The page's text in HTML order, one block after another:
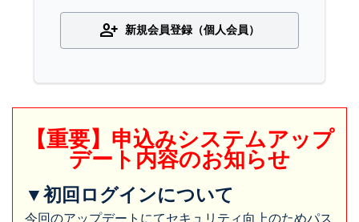
person_add 新規会員登録（個人会員）
【重要】申込みシステムアップ
デート内容のお知らせ
▼初回ログインについて
今回のアップデートにてセキュリティ向上のためパス